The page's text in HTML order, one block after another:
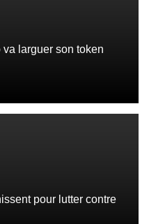
larguer son token
pour lutter contre